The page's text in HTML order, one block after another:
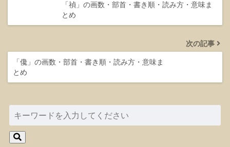
「禎」の画数・部首・書き順・読み方・意味ま
とめ
次の記事
「儳」の画数・部首・書き順・読み方・意味ま
とめ